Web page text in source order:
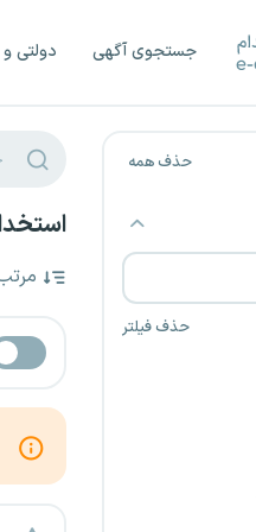
جستجوی آگهی دولتی
حذف همه
حذف فیلتر